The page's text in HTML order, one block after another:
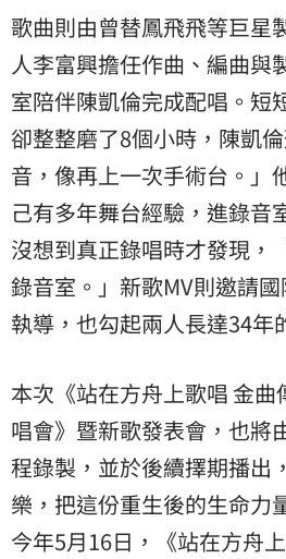
歌曲則由曾替鳳飛飛等巨星
人李富興擔任作曲、編曲與
室陪伴陳凱倫完成配唱。短
卻整整磨了8個小時，陳凱
音，像再上一次手術台。」
己有多年舞台經驗，進錄音
沒想到真正錄唱時才發現，
錄音室。」新歌MV則邀請
執導，也勾起兩人長達34年
本次《站在方舟上歌唱 金
唱會》暨新歌發表會，也將
程錄製，並於後續擇期播出
樂，把這份重生後的生命力
今年5月16日，《站在方舟